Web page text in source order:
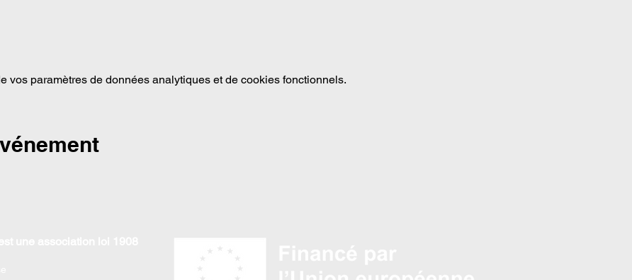
vos paramètres de données analytiques et de cookies fonctionnels.